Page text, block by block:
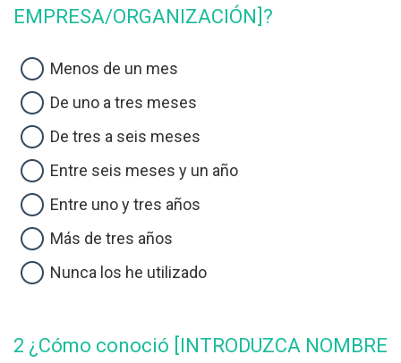
EMPRESA/ORGANIZACIÓN]?
Menos de un mes
De uno a tres meses
De tres a seis meses
Entre seis meses y un año
Entre uno y tres años
Más de tres años
Nunca los he utilizado
2 ¿Cómo conoció [INTRODUZCA NOMBRE